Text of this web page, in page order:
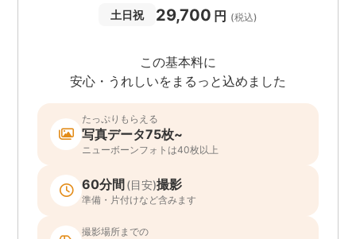
土日祝 29,700 円 (税込)
この基本料に
安心・うれしいをまるっと込めました
たっぷりもらえる
写真データ75枚~
ニューボーンフォトは40枚以上
60分間 (目安)撮影
準備・片付けなど含みます
撮影場所までの